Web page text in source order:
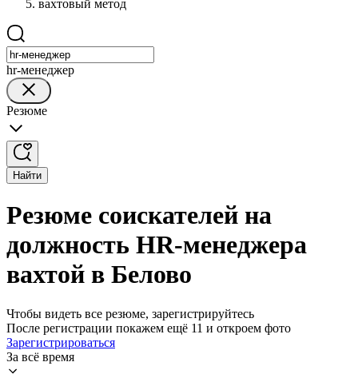
вахтовый метод
hr-менеджер
Резюме
Найти
Резюме соискателей на
должность HR-менеджера
вахтой в Белово
Чтобы видеть все резюме, зарегистрируйтесь
После регистрации покажем ещё 11 и откроем фото
Зарегистрироваться
За всё время